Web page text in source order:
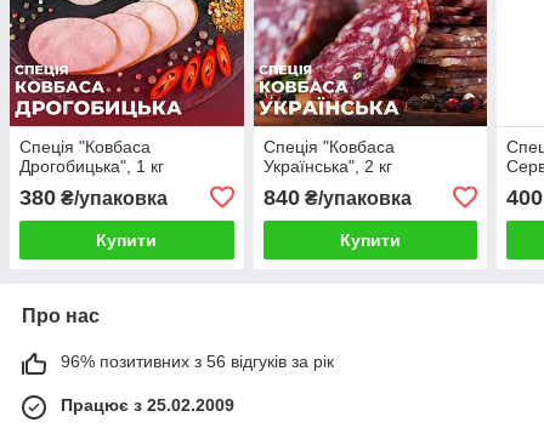
Спеція "Ковбаса
Дрогобицька", 1 кг
380 ₴/упаковка
Купити
Спеція "Ковбаса
Українська", 2 кг
840₴/упаковка
Купити
400
Про нас
96% позитивних з 56 відгуків за рік
Працює з 25.02.2009